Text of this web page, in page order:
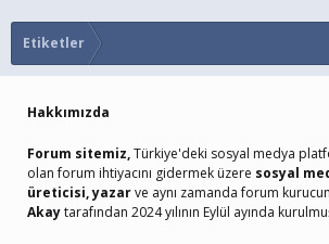
Etiketler
Hakkımızda
Forum sitemiz,Türkiye'deki sosyal medya
olan forum ihtiyacını gidermek üzere sosyal
üreticisi, yazarve aynı zamanda forum
Akaytarafından 2024 yılının Eylül ayında